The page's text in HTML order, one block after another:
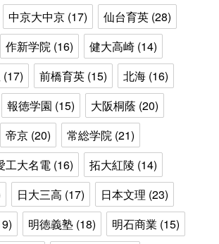
中京大中京 (17) 仙台育英 (28)
作新学院 (16) 健大高崎 (14)
(17) 前橋育英 (15) 北海 (16)
報徳学園 (15) 大阪桐蔭 (20)
帝京 (20) 常総学院 (21)
工大名電 (16) 拓大紅陵 (14)
日大三高 (17) 日本文理 (23)
明徳義塾 (18) 明石商業 (15)